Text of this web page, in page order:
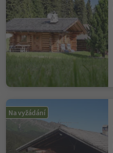
Na vyžádání